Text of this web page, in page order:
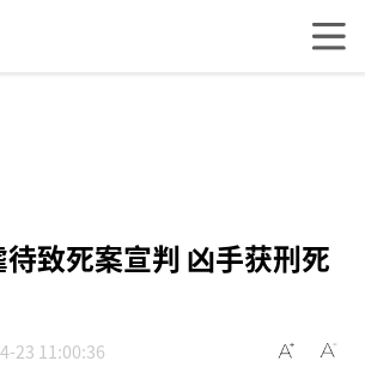
致死案宣判 凶手获刑死
23 11:00:36